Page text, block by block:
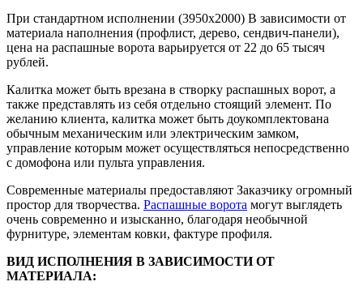
При стандартном исполнении (3950х2000) В зависимости от
материала наполнения (профлист, дерево, сендвич-панели),
цена на распашные ворота варьируется от 22 до 65 тысяч
рублей.
Калитка может быть врезана в створку распашных ворот, а
также представлять из себя отдельно стоящий элемент. По
желанию клиента, калитка может быть доукомплектована
обычным механическим или электрическим замком,
управление которым может осуществляться непосредственно
с домофона или пульта управления.
Современные материалы предоставляют Заказчику огромный
простор для творчества. Распашные ворота могут выглядеть
очень современно и изысканно, благодаря необычной
фурнитуре, элементам ковки, фактуре профиля.
ВИД ИСПОЛНЕНИЯ В ЗАВИСИМОСТИ ОТ
МАТЕРИАЛА: